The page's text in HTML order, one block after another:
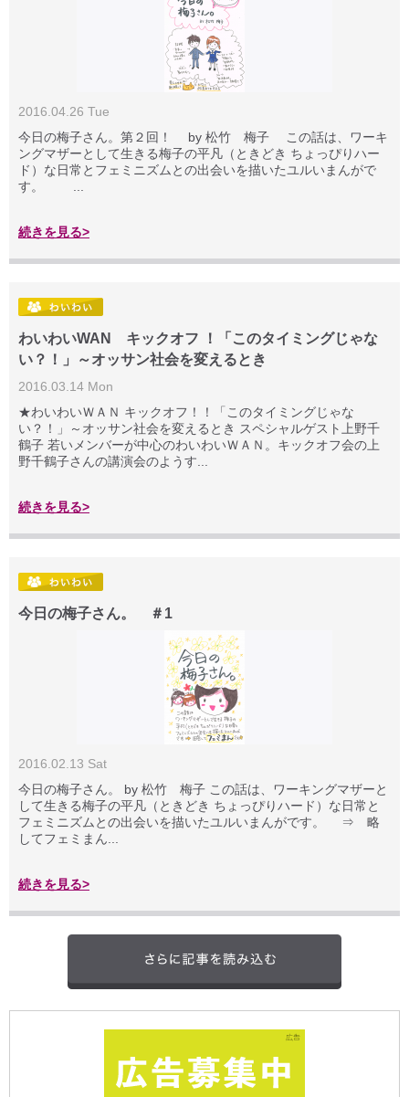
2016.04.26 Tue
今日の梅子さん。第２回！ by 松竹 梅子 この話は、ワーキ
ングマザーとして生きる梅子の平凡（ときどき ちょっぴりハー
ド）な日常とフェミニズムとの出会いを描いたユルいまんがで
す。 ...
続きを見る>
わいわいWAN キックオフ ！「このタイミングじゃな
い？！」～オッサン社会を変えるとき
2016.03.14 Mon
★わいわいＷＡＮ キックオフ！！「このタイミングじゃな
い？！」～オッサン社会を変えるとき スペシャルゲスト上野千
鶴子 若いメンバーが中心のわいわいＷＡＮ。キックオフ会の上
野千鶴子さんの講演会のようす...
続きを見る>
今日の梅子さん。 ＃1
2016.02.13 Sat
今日の梅子さん。 by 松竹 梅子 この話は、ワーキングマザーと
して生きる梅子の平凡（ときどき ちょっぴりハード）な日常と
フェミニズムとの出会いを描いたユルいまんがです。 ⇒ 略
してフェミまん...
続きを見る>